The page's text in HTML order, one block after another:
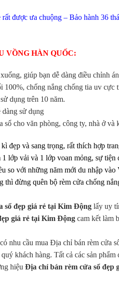
được ưa chuộng – Bảo hành 36
VỒNG HÀN QUỐC:
giúp bạn dễ dàng điều chỉnh
100%, chống nắng chống tia uv cực
dụng trên 10 năm.
dàng sử dụng
sổ cho văn phòng, công ty, nhà ở và
đẹp và sang trọng, rất thích hợp
lớp vải và 1 lớp voan mỏng, sự tiện
so với những năm mới du nhập
thì đừng quên bộ rèm cửa chống
sổ đẹp giá rẻ tại Kim Động lấy uy
giá rẻ tại Kim Động cam kết làm
nhu cầu mua Địa chỉ bán rèm cửa
khách hàng. Tất cả các sản
hiệu Địa chỉ bán rèm cửa sổ đẹp